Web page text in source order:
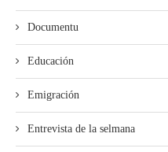
Documentu
Educación
Emigración
Entrevista de la selmana